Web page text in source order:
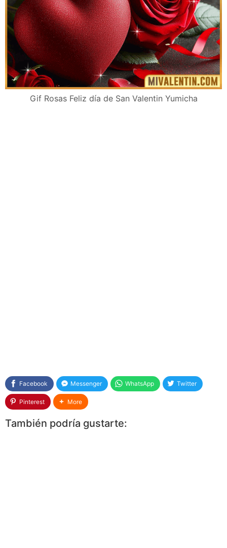
Gif Rosas Feliz día de San Valentin Yumicha
Facebook Messenger WhatsApp Twitter
Pinterest More
También podría gustarte: